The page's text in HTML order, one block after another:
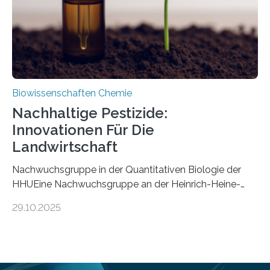
Mückenlarve aus dem Mesozoikum dar, denn…
Biowissenschaften Chemie
Nachhaltige Pestizide:
Innovationen Für Die
Landwirtschaft
Nachwuchsgruppe in der Quantitativen Biologie der
HHUEine Nachwuchsgruppe an der Heinrich-Heine-
fünf Jahren erforschen, wie Bakterien auf
29.10.2025